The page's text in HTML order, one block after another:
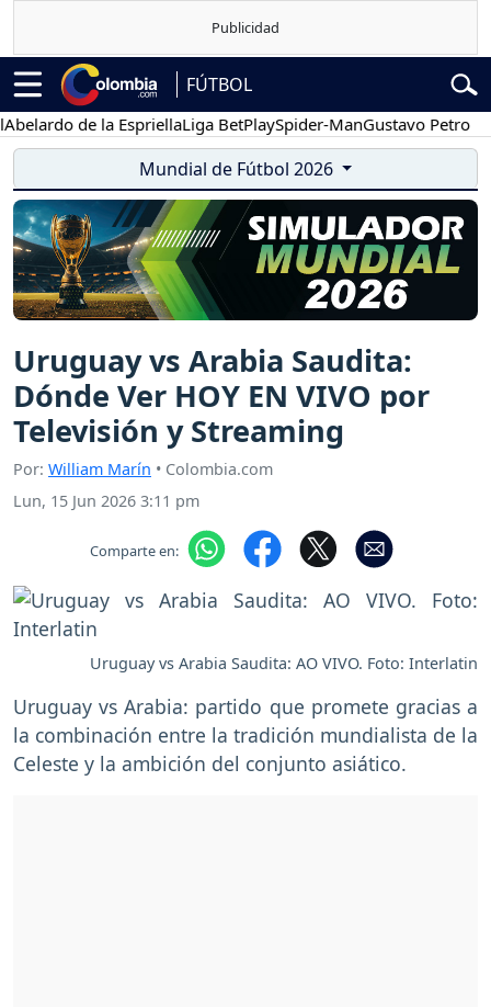
FÚTBOL
de la EspriellaLiga BetPlaySpider-ManGustavo Petro
Mundial de Fútbol 2026
Uruguay vs Arabia Saudita:
Dónde Ver HOY EN VIVO por
Televisión y Streaming
Por: William Marín • Colombia.com
Lun, 15 Jun 2026 3:11 pm
Comparte en:
Uruguay vs Arabia Saudita: AO VIVO. Foto: Interlatin
Uruguay vs Arabia: partido que promete gracias a
la combinación entre la tradición mundialista de la
Celeste y la ambición del conjunto asiático.